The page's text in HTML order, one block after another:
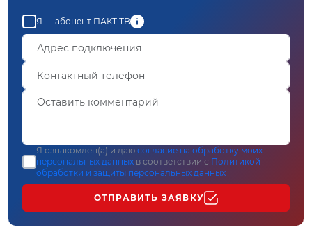
Я — абонент ПАКТ ТВ
Я ознакомлен(а) и даю согласие на обработку моих
персональных данных в соответствии с Политикой
обработки и защиты персональных данных
ОТПРАВИТЬ ЗАЯВКУ